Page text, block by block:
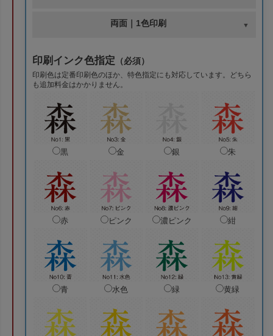
両面｜1色印刷
印刷インク色指定 （必須）
印刷色は定番印刷色のほか、特色指定にも対応しています。どちら
も追加料金はかかりません。
黒 金 銀 朱
赤 ピンク 濃ピンク 紺
青 水色 緑 黄緑